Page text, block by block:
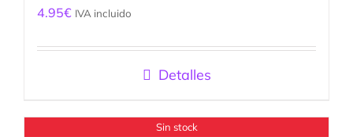
4.95€ IVA incluido
Detalles
Sin stock